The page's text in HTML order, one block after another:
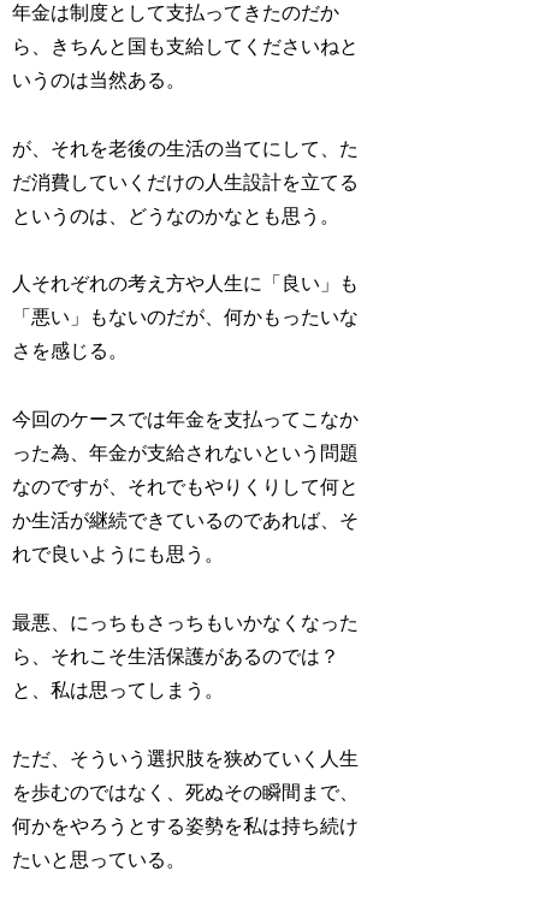
年金は制度として支払ってきたのだか
ら、きちんと国も支給してくださいねと
いうのは当然ある。
が、それを老後の生活の当てにして、た
だ消費していくだけの人生設計を立てる
というのは、どうなのかなとも思う。
人それぞれの考え方や人生に「良い」も
「悪い」もないのだが、何かもったいな
さを感じる。
今回のケースでは年金を支払ってこなか
った為、年金が支給されないという問題
なのですが、それでもやりくりして何と
か生活が継続できているのであれば、そ
れで良いようにも思う。
最悪、にっちもさっちもいかなくなった
ら、それこそ生活保護があるのでは？
と、私は思ってしまう。
ただ、そういう選択肢を狭めていく人生
を歩むのではなく、死ぬその瞬間まで、
何かをやろうとする姿勢を私は持ち続け
たいと思っている。